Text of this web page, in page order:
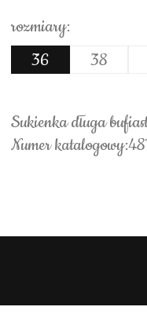
rozmiary:
36
38
Sukienka długa
Numer